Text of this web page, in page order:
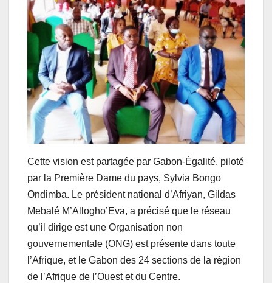
Cette vision est partagée par Gabon-Égalité, piloté
par la Première Dame du pays, Sylvia Bongo
Ondimba. Le président national d’Afriyan, Gildas
Mebalé M’Allogho’Eva, a précisé que le réseau
qu’il dirige est une Organisation non
gouvernementale (ONG) est présente dans toute
l’Afrique, et le Gabon des 24 sections de la région
de l’Afrique de l’Ouest et du Centre.